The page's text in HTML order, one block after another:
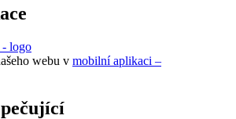
webu v mobilní aplikaci –